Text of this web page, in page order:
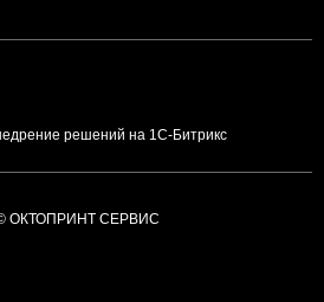
решений на 1С-Битрикс
ОКТОПРИНТ СЕРВИС